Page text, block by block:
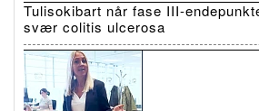
Tulisokibart når fase III-
svær colitis ulcerosa